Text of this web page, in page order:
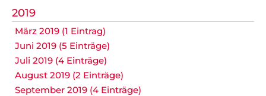
2019
März 2019 (1 Eintrag)
Juni 2019 (5 Einträge)
Juli 2019 (4 Einträge)
August 2019 (2 Einträge)
September 2019 (4 Einträge)
Nicht das Richtige gefunden?
Bitte nehmen Sie Kontakt mit uns auf. Wir helfen
gerne weiter.
post@svo.germaringen.de